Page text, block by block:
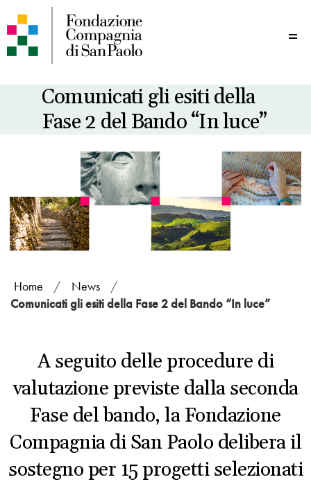
Comunicati gli esiti della
Fase 2 del Bando “In luce”
Home / News
/
Comunicati gli esiti della Fase 2 del Bando “In luce”
A seguito delle procedure di
valutazione previste dalla seconda
Fase del bando, la Fondazione
Compagnia di San Paolo delibera il
sostegno per 15 progetti selezionati